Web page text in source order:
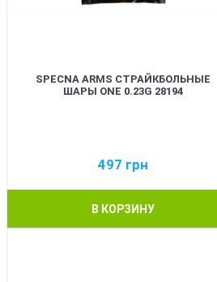
SPECNA ARMS СТРАЙКБОЛЬНЫЕ
ШАРЫ ONE 0.23G 28194
497 грн
В КОРЗИНУ